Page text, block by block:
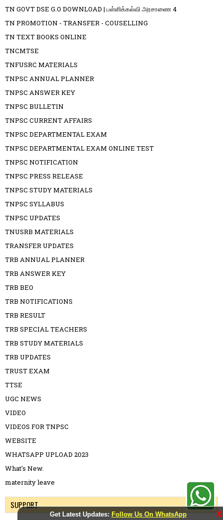
Get Latest Updates:Follow Us On WhatsApp X
TN GOVT DSE G.O DOWNLOAD | பள்ளிக்கல்வி அரசாணை 4
TN PROMOTION - TRANSFER - COUSELLING
TN TEXT BOOKS ONLINE
TNCMTSE
TNFUSRC MATERIALS
TNPSC ANNUAL PLANNER
TNPSC ANSWER KEY
TNPSC BULLETIN
TNPSC CURRENT AFFAIRS
TNPSC DEPARTMENTAL EXAM
TNPSC DEPARTMENTAL EXAM ONLINE TEST
TNPSC NOTIFICATION
TNPSC PRESS RELEASE
TNPSC STUDY MATERIALS
TNPSC SYLLABUS
TNPSC UPDATES
TNUSRB MATERIALS
TRANSFER UPDATES
TRB ANNUAL PLANNER
TRB ANSWER KEY
TRB BEO
TRB NOTIFICATIONS
TRB RESULT
TRB SPECIAL TEACHERS
TRB STUDY MATERIALS
TRB UPDATES
TRUST EXAM
TTSE
UGC NEWS
VIDEO
VIDEOS FOR TNPSC
WEBSITE
WHATSAPP UPLOAD 2023
What's New.
maternity leave
SUPPORT